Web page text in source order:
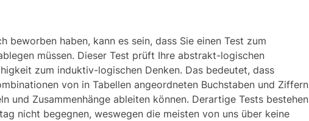
beworben haben, kann es sein, dass Sie einen Test zum
müssen. Dieser Test prüft Ihre abstrakt-logischen
zum induktiv-logischen Denken. Das bedeutet, dass
von in Tabellen angeordneten Buchstaben und Ziffern
und Zusammenhänge ableiten können. Derartige Tests bestehen
nicht begegnen, weswegen die meisten von uns über keine